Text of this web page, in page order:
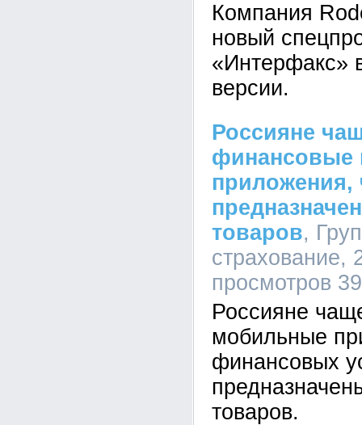
Компания
новый
«Интерфакс»
версии.
Россияне
финансовые
приложения,
товаров,
страхование,
просмотров
Россияне
мобильные
финансовых
товаров.